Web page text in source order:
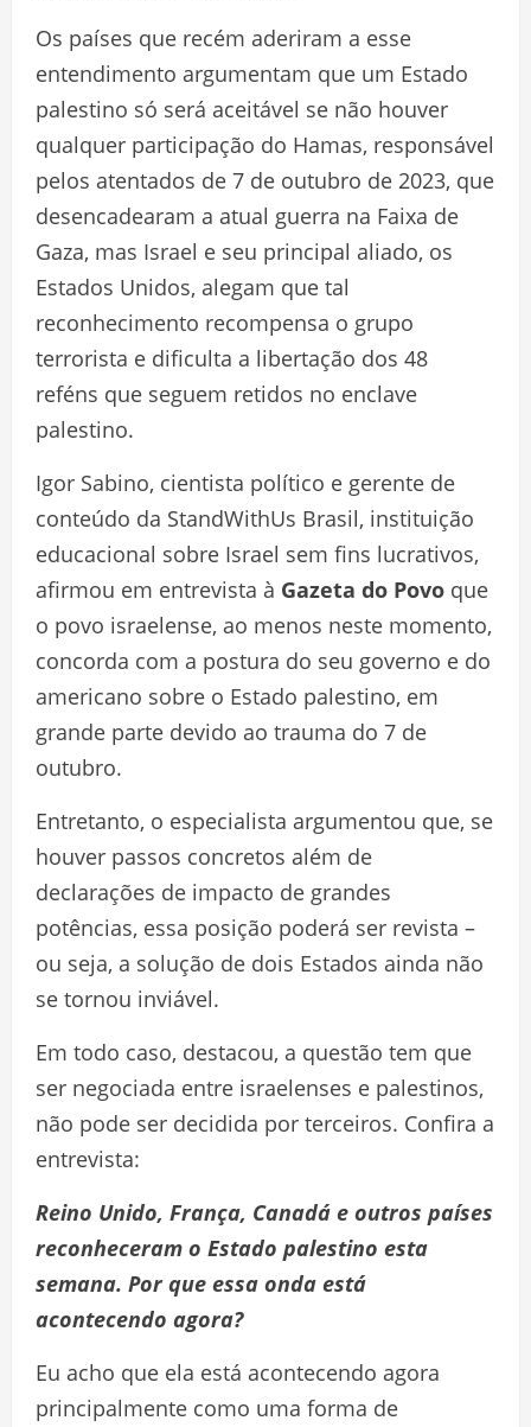
Os países que recém aderiram a esse
entendimento argumentam que um Estado
palestino só será aceitável se não houver
qualquer participação do Hamas, responsável
pelos atentados de 7 de outubro de 2023, que
desencadearam a atual guerra na Faixa de
Gaza, mas Israel e seu principal aliado, os
Estados Unidos, alegam que tal
reconhecimento recompensa o grupo
terrorista e dificulta a libertação dos 48
reféns que seguem retidos no enclave
palestino.
Igor Sabino, cientista político e gerente de
conteúdo da StandWithUs Brasil, instituição
educacional sobre Israel sem fins lucrativos,
afirmou em entrevista à Gazeta do Povo que
o povo israelense, ao menos neste momento,
concorda com a postura do seu governo e do
americano sobre o Estado palestino, em
grande parte devido ao trauma do 7 de
outubro.
Entretanto, o especialista argumentou que, se
houver passos concretos além de
declarações de impacto de grandes
potências, essa posição poderá ser revista –
ou seja, a solução de dois Estados ainda não
se tornou inviável.
Em todo caso, destacou, a questão tem que
ser negociada entre israelenses e palestinos,
não pode ser decidida por terceiros. Confira a
entrevista:
Reino Unido, França, Canadá e outros países
reconheceram o Estado palestino esta
semana. Por que essa onda está
acontecendo agora?
Eu acho que ela está acontecendo agora
principalmente como uma forma de